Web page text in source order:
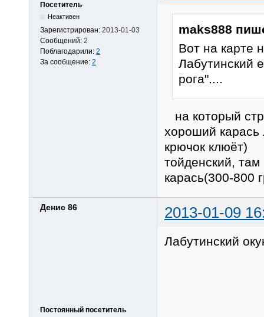
Посетитель
Неактивен
Зарегистрирован: 2013-01-03
Сообщений: 2
Поблагодарили: 2
За сообщение: 2
maks888
Вот на карте
Лабутинский
рога"....
на который
хороший карась
крючок клюёт)
тойденский, там
карась(300-800
Денис 86 2013-01-09
Постоянный посетитель
Лабутинский